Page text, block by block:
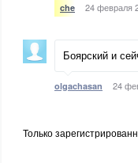
che 24 февраля
Боярский и
olgachasan 24
Только